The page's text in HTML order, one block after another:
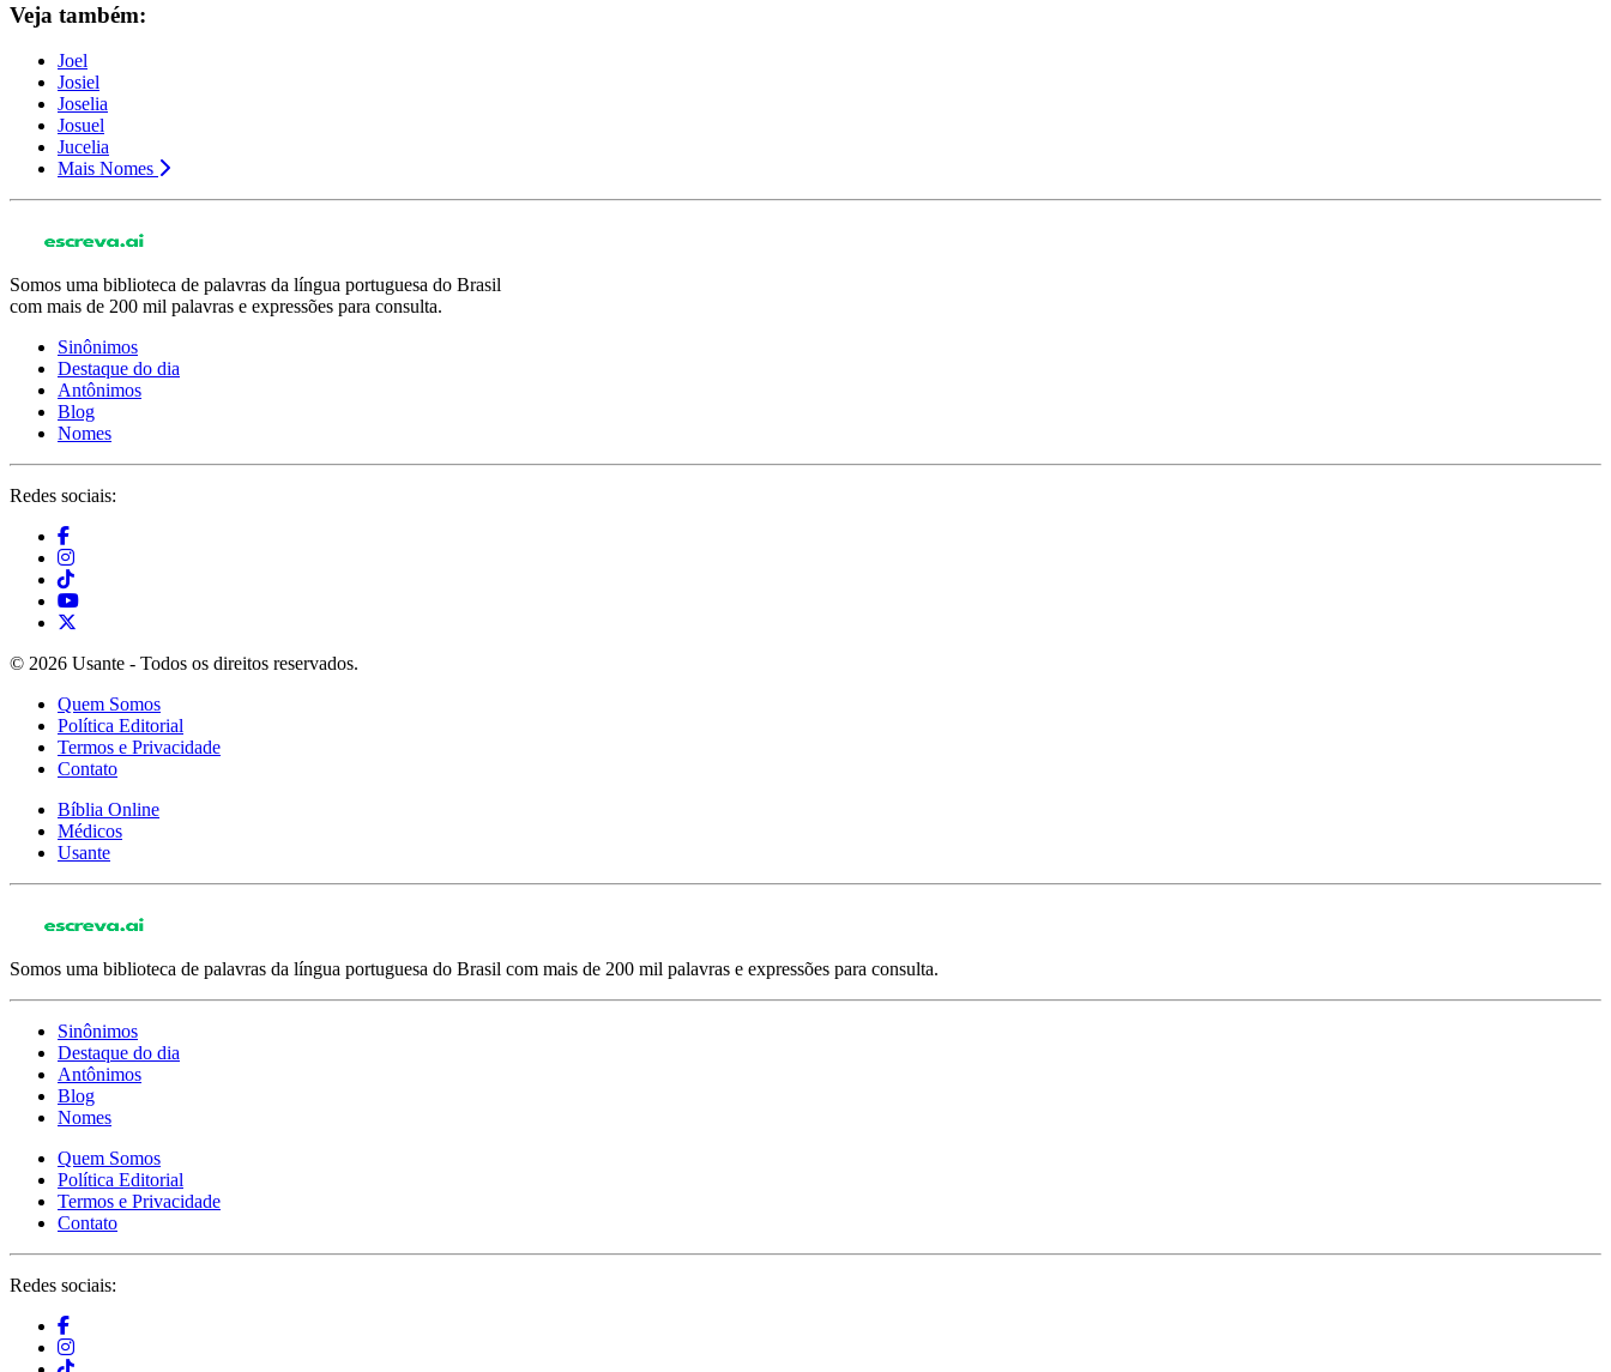
Veja também:
Joel
Josiel
Joselia
Josuel
Jucelia
Mais Nomes
Somos uma biblioteca de palavras da língua portuguesa do Brasil
com mais de 200 mil palavras e expressões para consulta.
Sinônimos
Destaque do dia
Antônimos
Blog
Nomes
Redes sociais:
© 2026 Usante - Todos os direitos reservados.
Quem Somos
Política Editorial
Termos e Privacidade
Contato
Bíblia Online
Médicos
Usante
Somos uma biblioteca de palavras da língua portuguesa do Brasil com mais de 200 mil palavras e expressões para consulta.
Sinônimos
Destaque do dia
Antônimos
Blog
Nomes
Quem Somos
Política Editorial
Termos e Privacidade
Contato
Redes sociais: